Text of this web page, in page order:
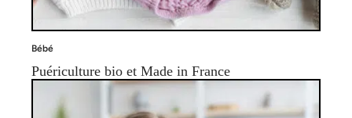
Bébé
Puériculture bio et Made in France